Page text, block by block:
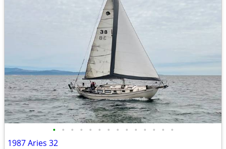
• • • • • • • • • • • • • •
1987 Aries 32